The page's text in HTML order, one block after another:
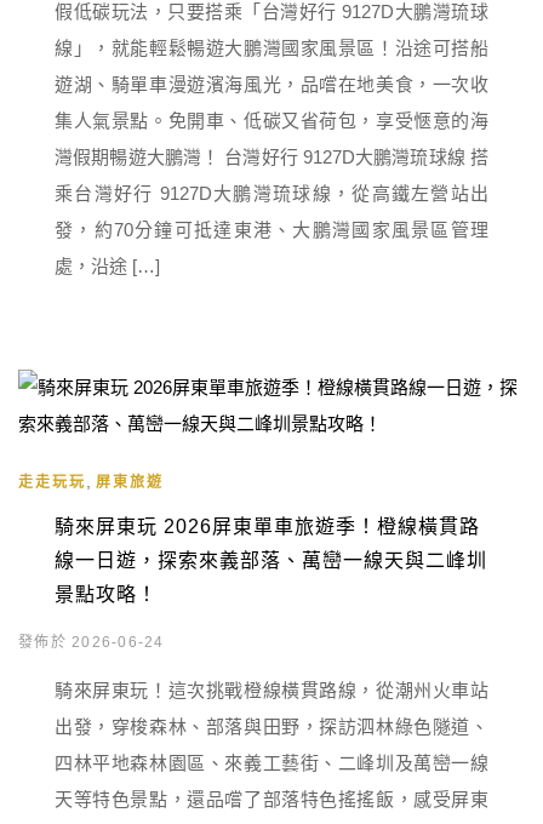
假低碳玩法，只要搭乘「台灣好行 9127D大鵬灣琉球
線」，就能輕鬆暢遊大鵬灣國家風景區！沿途可搭船
遊湖、騎單車漫遊濱海風光，品嚐在地美食，一次收
集人氣景點。免開車、低碳又省荷包，享受愜意的海
灣假期暢遊大鵬灣！ 台灣好行 9127D大鵬灣琉球線 搭
乘台灣好行 9127D大鵬灣琉球線，從高鐵左營站出
發，約70分鐘可抵達東港、大鵬灣國家風景區管理
處，沿途 […]
走走玩玩 屏東旅遊
騎來屏東玩 2026屏東單車旅遊季！橙線橫貫路
線一日遊，探索來義部落、萬巒一線天與二峰圳
景點攻略！
發佈於 2026-06-24
騎來屏東玩！這次挑戰橙線橫貫路線，從潮州火車站
出發，穿梭森林、部落與田野，探訪泗林綠色隧道、
四林平地森林園區、來義工藝街、二峰圳及萬巒一線
天等特色景點，還品嚐了部落特色搖搖飯，感受屏東